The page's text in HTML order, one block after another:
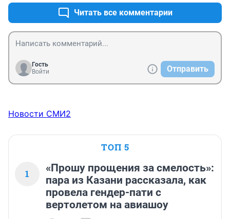
Читать все комментарии
Гость
Войти
Отправить
Новости СМИ2
ТОП 5
1
«Прошу прощения за смелость»:
пара из Казани рассказала, как
провела гендер-пати с
вертолетом на авиашоу